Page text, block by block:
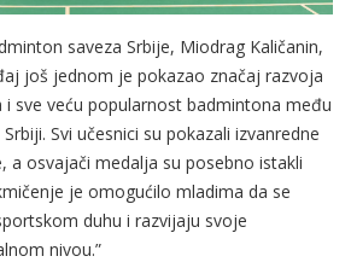
saveza Srbije, Miodrag Kaličanin,
još jednom je pokazao značaj razvoja
sve veću popularnost badmintona među
Svi učesnici su pokazali izvanredne
a osvajači medalja su posebno istakli
je omogućilo mladima da se
duhu i razvijaju svoje
nivou.”